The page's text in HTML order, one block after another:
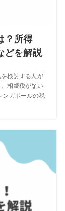
？所得
どを解説
検討する人が
相続税がない
ンガポールの税